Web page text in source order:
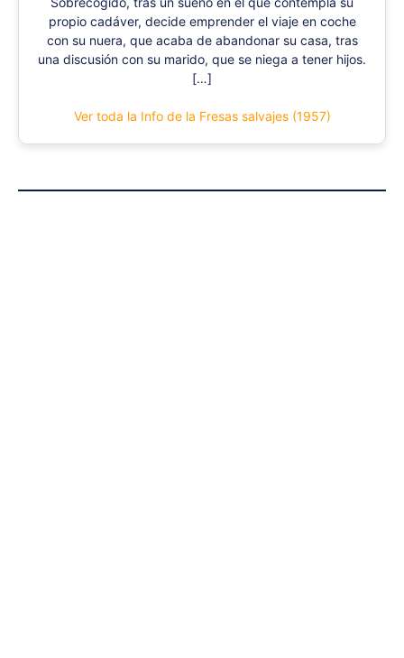
propio cadáver, decide emprender el viaje en coche
con su nuera, que acaba de abandonar su casa, tras
una discusión con su marido, que se niega a tener hijos.
[…]
Ver toda la Info de la Fresas salvajes (1957)